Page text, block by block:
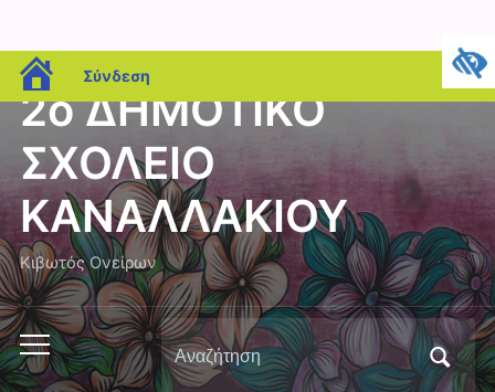
blogs.sch.gr
Σύνδεση
2ο ΔΗΜΟΤΙΚΟ
ΣΧΟΛΕΙΟ
ΚΑΝΑΛΛΑΚΙΟΥ
Κιβωτός Ονείρων
Εναλλαγή
του
Αναζήτηση
για: